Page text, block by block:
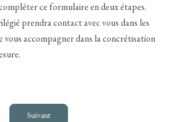
ce formulaire en deux étapes.
prendra contact avec vous dans les
vous accompagner dans la concrétisation
Suivant